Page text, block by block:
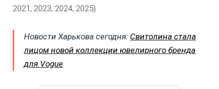
2021, 2023, 2024, 2025)
Новости Харькова сегодня: Свитолина стала
лицом новой коллекции ювелирного бренда
для Vogue